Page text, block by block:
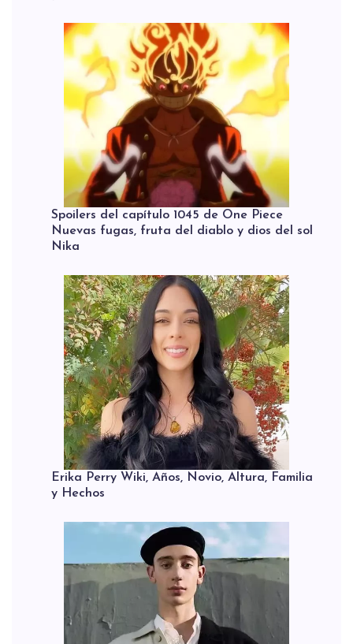
Spoilers del capítulo 1045 de One Piece
Nuevas fugas, fruta del diablo y dios del sol
Nika
Erika Perry Wiki, Años, Novio, Altura, Familia
y Hechos